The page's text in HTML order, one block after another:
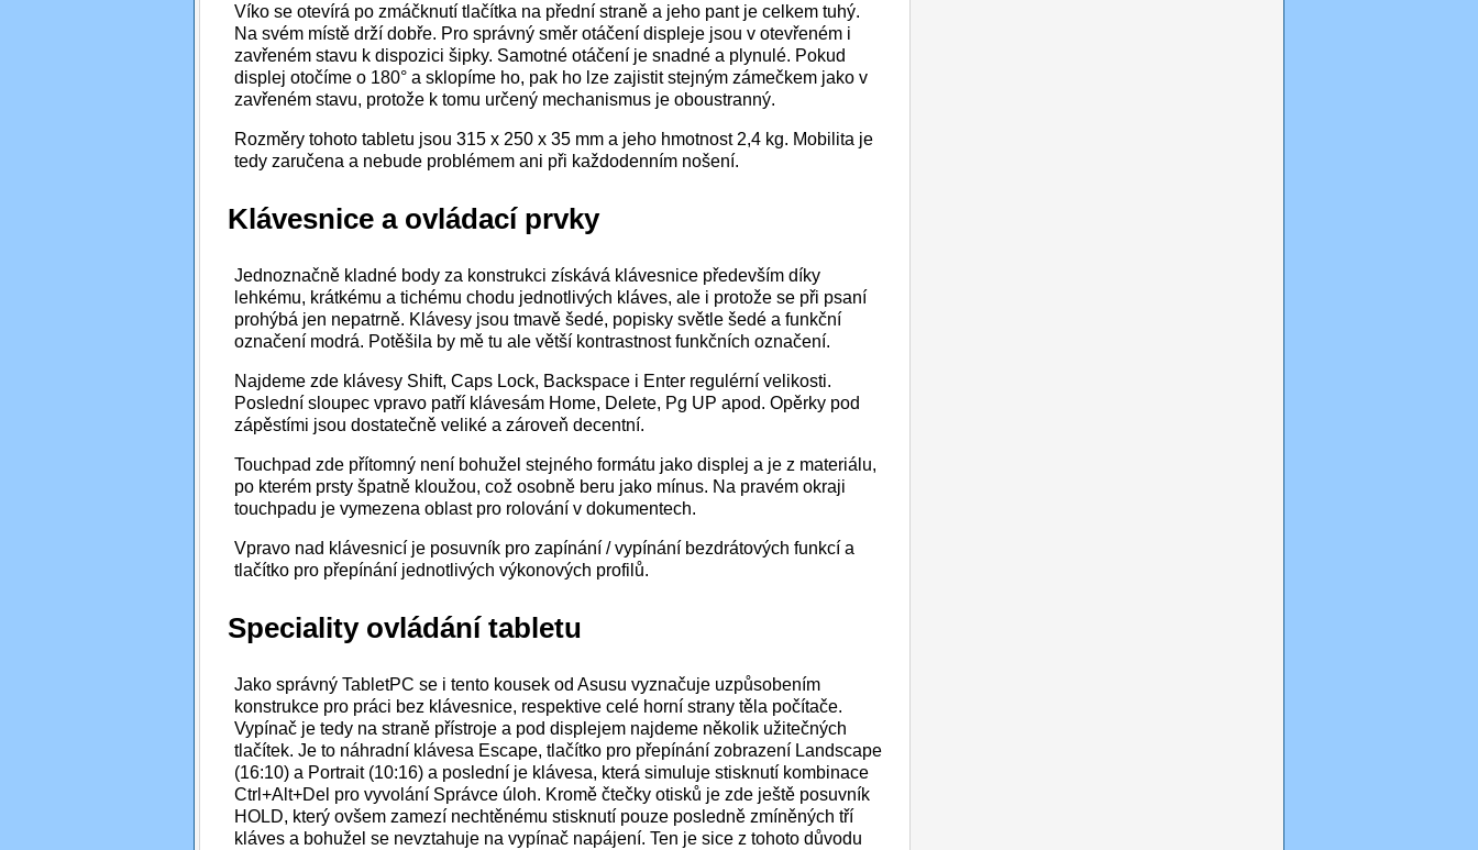
Víko se otevírá po zmáčknutí tlačítka na přední straně a jeho pant je celkem tuhý.
Na svém místě drží dobře. Pro správný směr otáčení displeje jsou v otevřeném i
zavřeném stavu k dispozici šipky. Samotné otáčení je snadné a plynulé. Pokud
displej otočíme o 180° a sklopíme ho, pak ho lze zajistit stejným zámečkem jako v
zavřeném stavu, protože k tomu určený mechanismus je oboustranný.
Rozměry tohoto tabletu jsou 315 x 250 x 35 mm a jeho hmotnost 2,4 kg. Mobilita je
tedy zaručena a nebude problémem ani při každodenním nošení.
Klávesnice a ovládací prvky
Jednoznačně kladné body za konstrukci získává klávesnice především díky
lehkému, krátkému a tichému chodu jednotlivých kláves, ale i protože se při psaní
prohýbá jen nepatrně. Klávesy jsou tmavě šedé, popisky světle šedé a funkční
označení modrá. Potěšila by mě tu ale větší kontrastnost funkčních označení.
Najdeme zde klávesy Shift, Caps Lock, Backspace i Enter regulérní velikosti.
Poslední sloupec vpravo patří klávesám Home, Delete, Pg UP apod. Opěrky pod
zápěstími jsou dostatečně veliké a zároveň decentní.
Touchpad zde přítomný není bohužel stejného formátu jako displej a je z materiálu,
po kterém prsty špatně kloužou, což osobně beru jako mínus. Na pravém okraji
touchpadu je vymezena oblast pro rolování v dokumentech.
Vpravo nad klávesnicí je posuvník pro zapínání / vypínání bezdrátových funkcí a
tlačítko pro přepínání jednotlivých výkonových profilů.
Speciality ovládání tabletu
Jako správný TabletPC se i tento kousek od Asusu vyznačuje uzpůsobením
konstrukce pro práci bez klávesnice, respektive celé horní strany těla počítače.
Vypínač je tedy na straně přístroje a pod displejem najdeme několik užitečných
tlačítek. Je to náhradní klávesa Escape, tlačítko pro přepínání zobrazení Landscape
(16:10) a Portrait (10:16) a poslední je klávesa, která simuluje stisknutí kombinace
Ctrl+Alt+Del pro vyvolání Správce úloh. Kromě čtečky otisků je zde ještě posuvník
HOLD, který ovšem zamezí nechtěnému stisknutí pouze posledně zmíněných tří
kláves a bohužel se nevztahuje na vypínač napájení. Ten je sice z tohoto důvodu